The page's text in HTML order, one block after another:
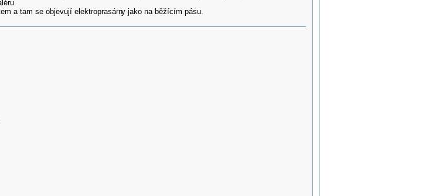
a tam se objevují elektroprasárny jako na běžícím pásu.